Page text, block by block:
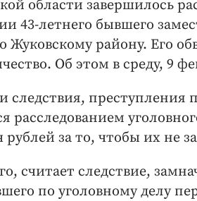
области завершилось
43-летнего бывшего
Жуковскому району. Его
Об этом в среду, 9
следствия, преступления
расследованием
рублей за то, чтобы их не
считает следствие,
по уголовному делу